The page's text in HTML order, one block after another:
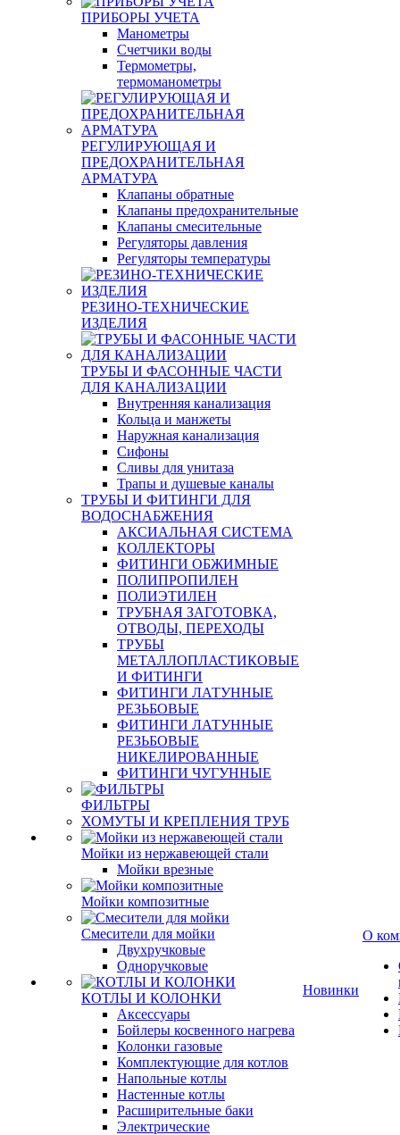
ПРИБОРЫ УЧЕТА
Манометры
Счетчики воды
Термометры,
термоманометры
РЕГУЛИРУЮЩАЯ И
ПРЕДОХРАНИТЕЛЬНАЯ
АРМАТУРА
Клапаны обратные
Клапаны предохранительные
Клапаны смесительные
Регуляторы давления
Регуляторы температуры
РЕЗИНО-ТЕХНИЧЕСКИЕ
ИЗДЕЛИЯ
ТРУБЫ И ФАСОННЫЕ ЧАСТИ
ДЛЯ КАНАЛИЗАЦИИ
Внутренняя канализация
Кольца и манжеты
Наружная канализация
Сифоны
Сливы для унитаза
Трапы и душевые каналы
ТРУБЫ И ФИТИНГИ ДЛЯ
ВОДОСНАБЖЕНИЯ
АКСИАЛЬНАЯ СИСТЕМА
КОЛЛЕКТОРЫ
ФИТИНГИ ОБЖИМНЫЕ
ПОЛИПРОПИЛЕН
ПОЛИЭТИЛЕН
ТРУБНАЯ ЗАГОТОВКА,
ОТВОДЫ, ПЕРЕХОДЫ
ТРУБЫ
МЕТАЛЛОПЛАСТИКОВЫЕ
И ФИТИНГИ
ФИТИНГИ ЛАТУННЫЕ
РЕЗЬБОВЫЕ
ФИТИНГИ ЛАТУННЫЕ
РЕЗЬБОВЫЕ
НИКЕЛИРОВАННЫЕ
ФИТИНГИ ЧУГУННЫЕ
ФИЛЬТРЫ
ХОМУТЫ И КРЕПЛЕНИЯ ТРУБ
Мойки из нержавеющей стали
Мойки врезные
Мойки композитные
Смесители для мойки
Двухручковые
Одноручковые
КОТЛЫ И КОЛОНКИ
Аксессуары
Бойлеры косвенного нагрева
Колонки газовые
Комплектующие для котлов
Напольные котлы
Настенные котлы
Расширительные баки
Электрические
Новинки
О